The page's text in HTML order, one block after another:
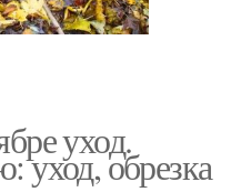
уход.
уход, обрезка